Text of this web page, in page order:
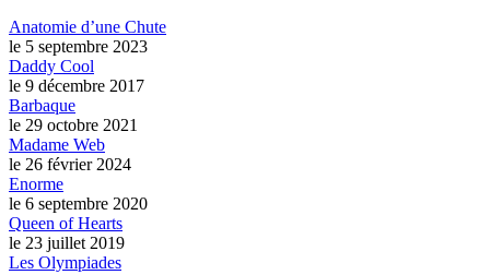
Anatomie d’une Chute
le 5 septembre 2023
Daddy Cool
le 9 décembre 2017
Barbaque
le 29 octobre 2021
Madame Web
le 26 février 2024
Enorme
le 6 septembre 2020
Queen of Hearts
le 23 juillet 2019
Les Olympiades